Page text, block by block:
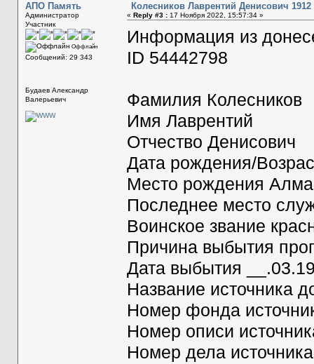
АПО Память
Администратор
Участник
Оффлайн
Сообщений: 29 343
Будаев Александр
Валерьевич
Колесников Лаврентий Денисович 1912
« Reply #3 :17 Ноября 2022, 15:57:34 »
Информация из
ID 54442798
Фамилия Колесников
Имя Лаврентий
Отчество Денисович
Дата рождения/
Место рождения
Последнее место
Воинское звание
Причина выбытия
Дата выбытия
Название источника
Номер фонда
Номер описи
Номер дела